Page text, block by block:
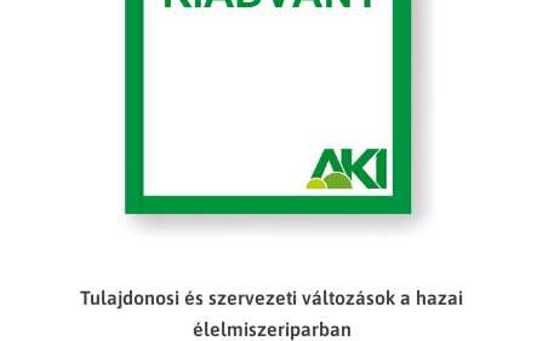
Tulajdonosi és szervezeti változások a hazai
élelmiszeriparban